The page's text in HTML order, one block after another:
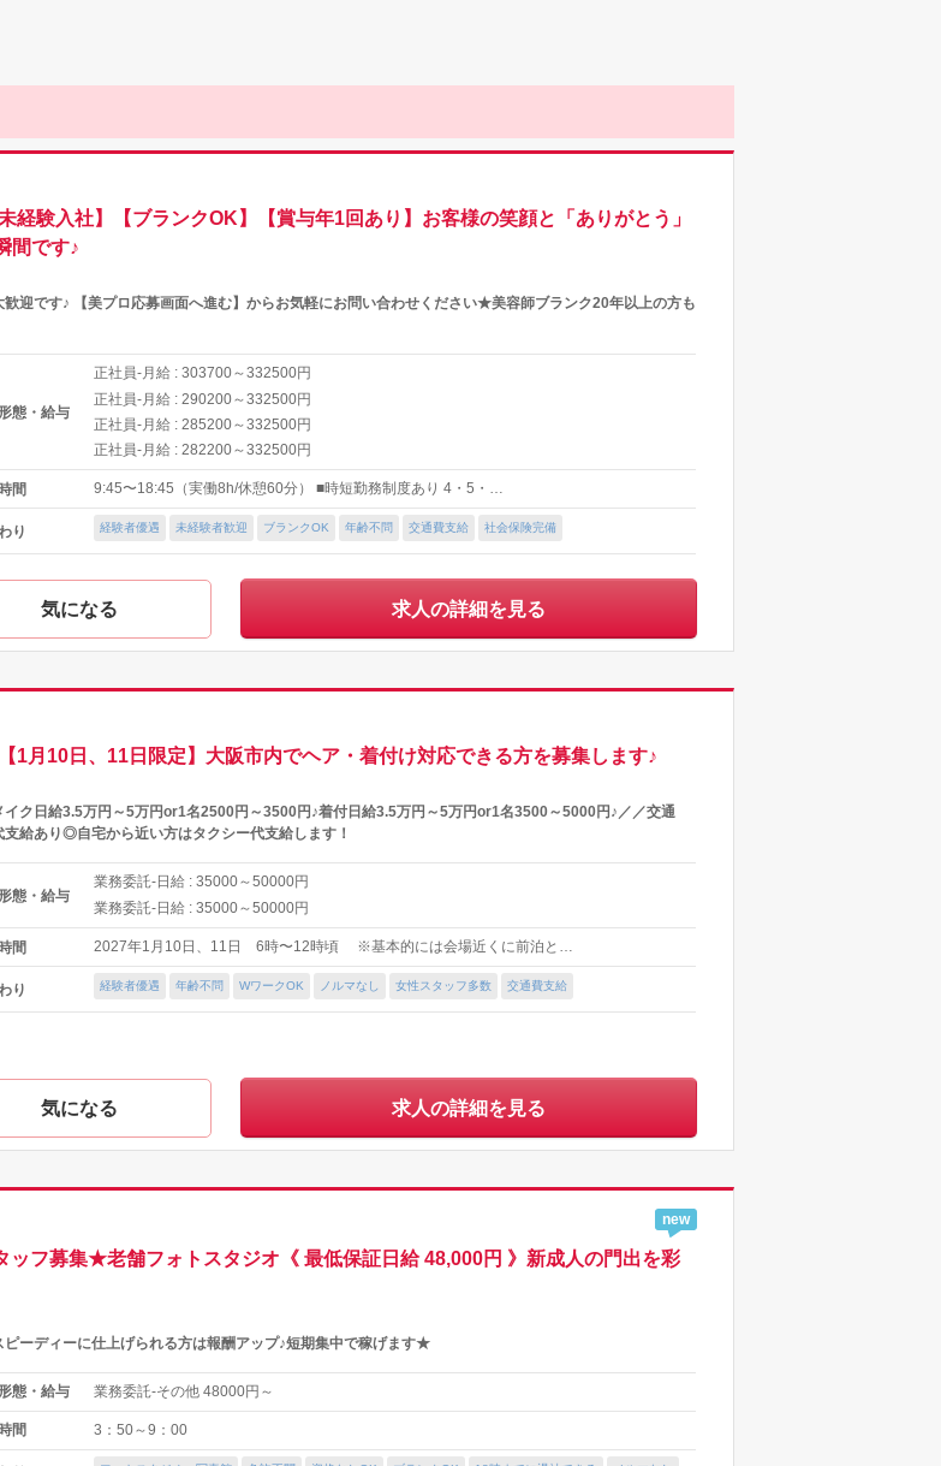
験入社】【ブランクOK】【賞与年1回あり】お客様の笑顔と「ありがとう」
間です♪
歓迎です♪ 【美プロ応募画面へ進む】からお気軽にお問い合わせください★美容師ブランク20年以上の方も
態・給与
正社員-月給 : 303700～332500円
正社員-月給 : 290200～332500円
正社員-月給 : 285200～332500円
正社員-月給 : 282200～332500円
間 9:45〜18:45（実働8h/休憩60分） ■時短勤務制度あり 4・5・…
り 経験者優遇 未経験者歓迎 ブランクOK 年齢不問 交通費支給 社会保険完備
気になる 求人の詳細を見る
月10日、11日限定】大阪市内でヘア・着付け対応できる方を募集します♪
イク日給3.5万円～5万円or1名2500円～3500円♪着付日給3.5万円～5万円or1名3500～5000円♪／／交通
支給あり◎自宅から近い方はタクシー代支給します！
態・給与
業務委託-日給 : 35000～50000円
業務委託-日給 : 35000～50000円
間 2027年1月10日、11日 6時〜12時頃 ※基本的には会場近くに前泊と…
り 経験者優遇 年齢不問 WワークOK ノルマなし 女性スタッフ多数 交通費支給
気になる 求人の詳細を見る
new
フ募集★老舗フォトスタジオ《 最低保証日給 48,000円 》新成人の門出を彩
ピーディーに仕上げられる方は報酬アップ♪短期集中で稼げます★
態・給与 業務委託-その他 48000円～
間 3：50～9：00